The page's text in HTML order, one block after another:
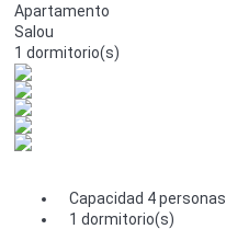
Apartamento
Salou
1 dormitorio(s)
Capacidad 4 personas
1 dormitorio(s)